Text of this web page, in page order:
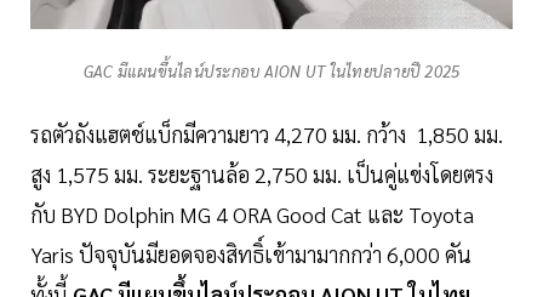
GAC มีแผนขึ้นไลน์ประกอบ AION UT ในไทยปลายปี 2025
รถตัวถังแฮตช์แบ็กมีความยาว 4,270 มม. กว้าง 1,850 มม.
สูง 1,575 มม. ระยะฐานล้อ 2,750 มม. เป็นคู่แข่งโดยตรง
กับ BYD Dolphin MG 4 ORA Good Cat และ Toyota
Yaris ปัจจุบันมียอดจองสิทธิ์เข้ามามากกว่า 6,000 คัน